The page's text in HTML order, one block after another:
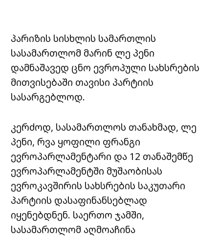
პარიზის სისხლის სამართლის
სასამართლომ მარინ ლე პენი
დამნაშავედ ცნო ევროპული სახსრების
მითვისებაში თავისი პარტიის
სასარგებლოდ.
კერძოდ, სასამართლოს თანახმად, ლე
პენი, რვა ყოფილი ფრანგი
ევროპარლამენტარი და 12 თანაშემწე
ევროპარლამენტში მუშაობისას
ევროკავშირის სახსრების საკუთარი
პარტიის დასაფინანსებლად
იყენებდნენ. საერთო ჯამში,
სასამართლომ აღმოაჩინა